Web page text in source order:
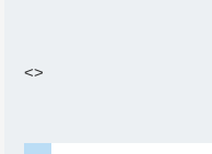
<>